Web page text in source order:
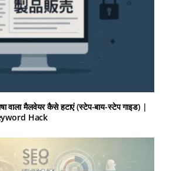
वाला मैलवेयर कैसे हटाएं (स्टेप-बाय-स्टेप गाइड) |
Hack